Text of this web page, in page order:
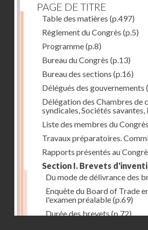
PAGE DE TITRE
Table des matières (p.497)
Règlement du Congrès (p.5)
Programme(p.8)
Bureau du Congrès (p.13)
Bureau des sections (p.16)
Délégués des gouvernements
Délégation des Chambres de
syndicales, Sociétés
Liste des membres du Congrès
Travaux préparatoires.
Rapports présentés au
Section I. Brevets
Du mode de délivrance des
Enquête du Board of Trade
l'examen préalable(p.69)
Durée des brevets (p.72)